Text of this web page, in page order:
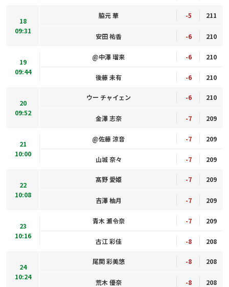
18
09:31
脇元 華 -5 211
安田 祐香 -6 210
19
09:44
@中澤 瑠来 -6 210
後藤 未有 -6 210
20
09:52
ウー チャイェン -6 210
金澤 志奈 -7 209
21
10:00
@佐藤 涼音 -7 209
山城 奈々 -7 209
22
10:08
髙野 愛姫 -7 209
吉澤 柚月 -7 209
23
10:16
青木 瀬令奈 -7 209
古江 彩佳 -8 208
24
10:24
尾関 彩美悠 -8 208
荒木 優奈 -8 208